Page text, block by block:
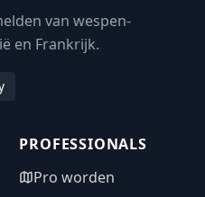
van wespen-
en Frankrijk.
PROFESSIONALS
Pro worden